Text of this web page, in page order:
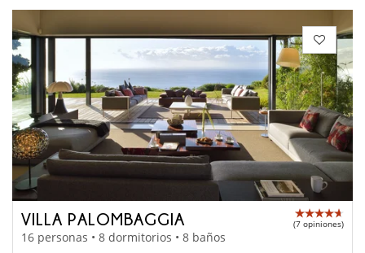
VILLA PALOMBAGGIA (7 opiniones)
16 personas • 8 dormitorios • 8 baños